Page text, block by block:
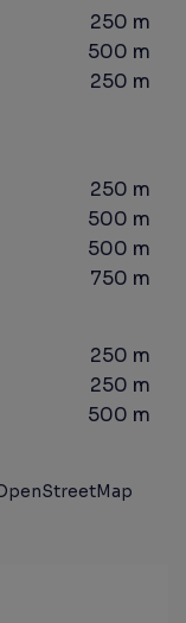
250 m
500 m
250 m
250 m
500 m
500 m
750 m
250 m
250 m
500 m